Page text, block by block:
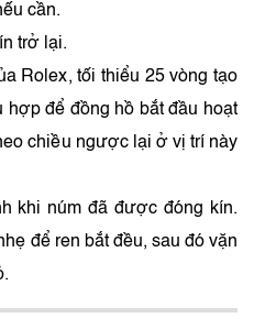
cần.
trở lại.
Rolex, tối thiểu 25 vòng tạo
hợp để đồng hồ bắt đầu hoạt
chiều ngược lại ở vị trí này
khi núm đã được đóng kín.
để ren bắt đều, sau đó vặn